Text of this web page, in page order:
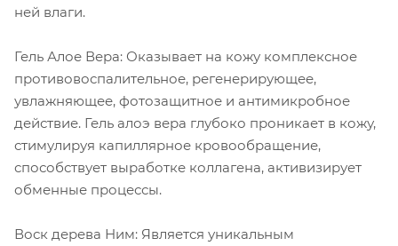
ней влаги.
Гель Алое Вера: Оказывает на кожу комплексное
противовоспалительное, регенерирующее,
увлажняющее, фотозащитное и антимикробное
действие. Гель алоэ вера глубоко проникает в кожу,
стимулируя капиллярное кровообращение,
способствует выработке коллагена, активизирует
обменные процессы.
Воск дерева Ним: Является уникальным